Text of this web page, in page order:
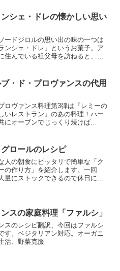
が行われ、医療や料理に欠かせな
要なもの」となって...
ンシェ・ドレの懐かしい思い
ードジロルの思い出の味の一つは
ンシェ・ドレ」というお菓子。ア
住んでいる祖父母を訪ねると、い
族みんなで食べるのが好きだった
。【今日のお菓子】...
・ド・プロヴァンスの代用
ロヴァンス料理第3弾は『レミーの
いレストラン』のあの料理！ハー
にオーブンでじっくり焼けば…
ロールのレシピ
人の朝食にピッタリで簡単な「ク
の作り方」を紹介します。一回
量にストックできるので休日に作
スの家庭料理「ファルシ」
スのレシピ翻訳、今回はファルシ
す。ベジタリアン対応。オーガニ
活、野菜克服